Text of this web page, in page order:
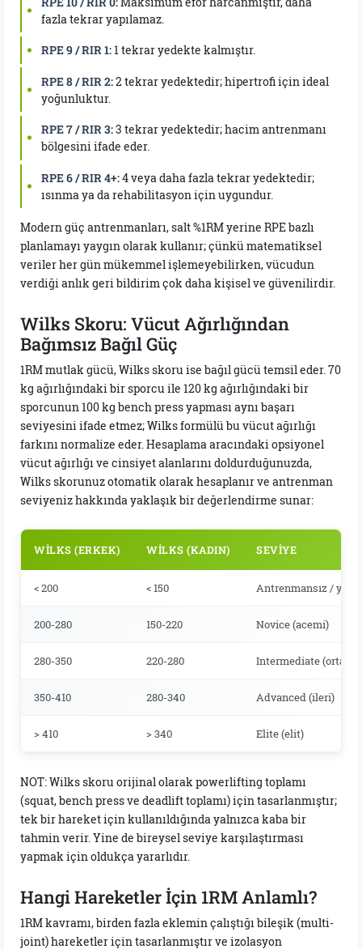
fazla tekrar yapılamaz.
RPE 9 / RIR 1:1 tekrar yedekte kalmıştır.
RPE 8 / RIR 2:2 tekrar yedektedir; hipertrofi için ideal
yoğunluktur.
RPE 7 / RIR 3:3 tekrar yedektedir; hacim antrenmanı
bölgesini ifade eder.
RPE 6 / RIR 4+:4 veya daha fazla tekrar yedektedir;
ısınma ya da rehabilitasyon için uygundur.
Modern güç antrenmanları, salt %1RM yerine RPE bazlı
planlamayı yaygın olarak kullanır; çünkü matematiksel
veriler her gün mükemmel işlemeyebilirken, vücudun
verdiği anlık geri bildirim çok daha kişisel ve güvenilirdir.
Wilks Skoru: Vücut Ağırlığından
Bağımsız Bağıl Güç
1RM mutlak gücü, Wilks skoru ise bağıl gücü temsil eder. 70
kg ağırlığındaki bir sporcu ile 120 kg ağırlığındaki bir
sporcunun 100 kg bench press yapması aynı başarı
seviyesini ifade etmez; Wilks formülü bu vücut ağırlığı
farkını normalize eder. Hesaplama aracındaki opsiyonel
vücut ağırlığı ve cinsiyet alanlarını doldurduğunuzda,
Wilks skorunuz otomatik olarak hesaplanır ve antrenman
seviyeniz hakkında yaklaşık bir değerlendirme sunar:
WILKS (ERKEK) WILKS (KADIN) SEVIYE
< 200 < 150 Antrenmansız / yeni
200-280 150-220 Novice (acemi)
280-350 220-280 Intermediate (orta
350-410 280-340 Advanced (ileri)
> 410 > 340 Elite (elit)
NOT: Wilks skoru orijinal olarak powerlifting toplamı
(squat, bench press ve deadlift toplamı) için tasarlanmıştır;
tek bir hareket için kullanıldığında yalnızca kaba bir
tahmin verir. Yine de bireysel seviye karşılaştırması
yapmak için oldukça yararlıdır.
Hangi Hareketler İçin 1RM Anlamlı?
1RM kavramı, birden fazla eklemin çalıştığı bileşik (multi-
joint) hareketler için tasarlanmıştır ve izolasyon